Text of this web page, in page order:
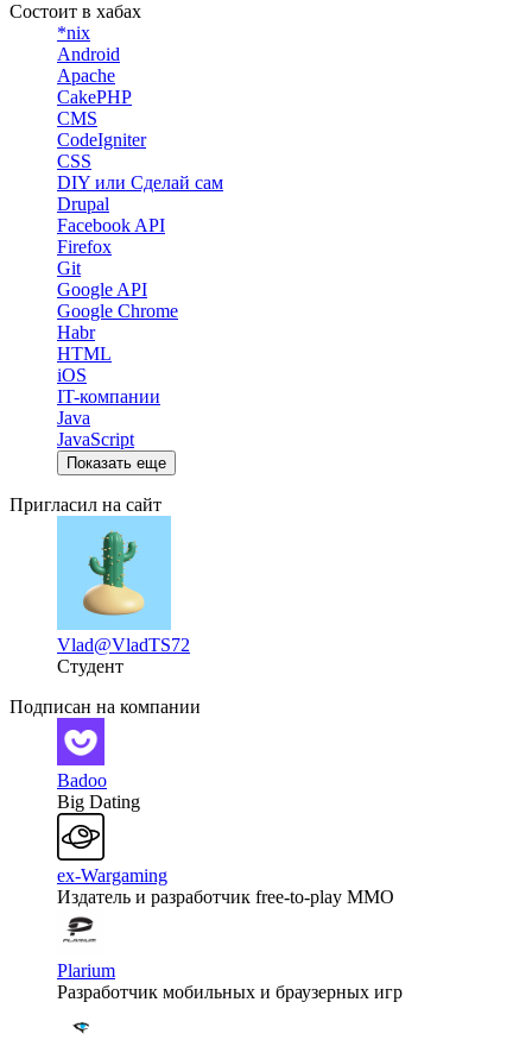
Состоит в хабах
*nix
Android
Apache
CakePHP
CMS
CodeIgniter
CSS
DIY или Сделай сам
Drupal
Facebook API
Firefox
Git
Google API
Google Chrome
Habr
HTML
iOS
IT-компании
Java
JavaScript
Показать еще
Пригласил на сайт
Vlad@VladTS72
Студент
Подписан на компании
Badoo
Big Dating
ex-Wargaming
Издатель и разработчик free-to-play MMO
Plarium
Разработчик мобильных и браузерных игр